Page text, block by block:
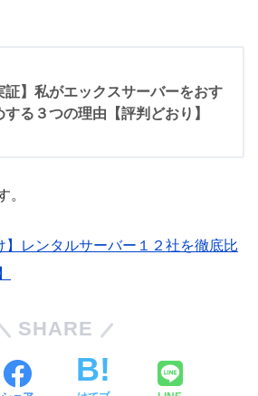
証】私がエックスサーバーをおす
する３つの理由【評判どおり】
。
】レンタルサーバー１２社を徹底比
SHARE